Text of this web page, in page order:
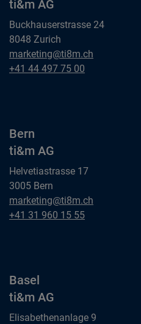
ti&m AG
Buckhauserstrasse 24
8048 Zurich
Zürich
ti&m AG
marketing@ti8m.ch
Zürich
+41 44 497 75 00
Bern
ti&m AG
Helvetiastrasse 17
3005 Bern
Bern
ti&m AG
marketing@ti8m.ch
Bern
+41 31 960 15 55
Basel
ti&m AG
Elisabethenanlage 9